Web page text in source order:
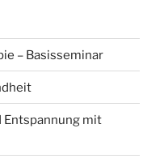
– Basisseminar
Entspannung mit